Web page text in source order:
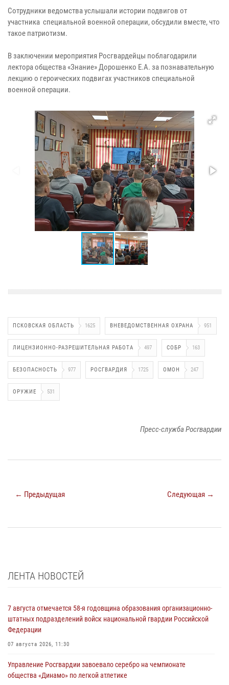
Сотрудники ведомства услышали истории подвигов от
участника специальной военной операции, обсудили вместе, что
такое патриотизм.
В заключении мероприятия Росгвардейцы поблагодарили
лектора общества «Знание» Дорошенко Е.А. за познавательную
лекцию о героических подвигах участников специальной
военной операции.
ПСКОВСКАЯ ОБЛАСТЬ 1625 ВНЕВЕДОМСТВЕННАЯ ОХРАНА 951
ЛИЦЕНЗИОННО-РАЗРЕШИТЕЛЬНАЯ РАБОТА 497 СОБР 163
БЕЗОПАСНОСТЬ 977 РОСГВАРДИЯ 1725 ОМОН 247
ОРУЖИЕ 531
Пресс-служба Росгвардии
← Предыдущая Следующая →
ЛЕНТА НОВОСТЕЙ
7 августа отмечается 58-я годовщина образования организационно-
штатных подразделений войск национальной гвардии Российской
Федерации
07 августа 2026, 11:30
Управление Росгвардии завоевало серебро на чемпионате
общества «Динамо» по легкой атлетике